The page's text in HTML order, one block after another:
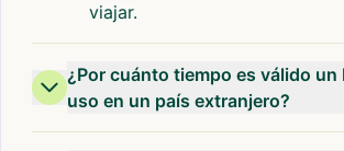
viajar.
¿Por cuánto tiempo es válido un
uso en un país extranjero?